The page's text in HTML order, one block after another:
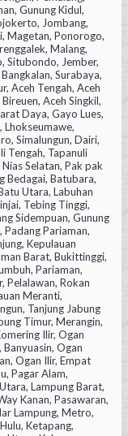
Gunung Kidul,
Jombang,
Magetan, Ponorogo,
Malang,
Situbondo, Jember,
Surabaya,
Aceh Tengah, Aceh
Aceh Singkil,
Daya, Gayo Lues,
Lhokseumawe,
Simalungun, Dairi,
Tengah, Tapanuli
Selatan, Pak pak
Bedagai, Batubara,
Utara, Labuhan
Tebing Tinggi,
Sidempuan, Gunung
Padang Pariaman,
Kepulauan
Barat, Bukittinggi,
Pariaman,
Pelalawan, Rokan
Meranti,
Tanjung Jabung
Timur, Merangin,
Ilir, Ogan
Banyuasin, Ogan
Ogan Ilir, Empat
Pagar Alam,
Lampung Barat,
Kanan, Pasawaran,
Lampung, Metro,
Ketapang,